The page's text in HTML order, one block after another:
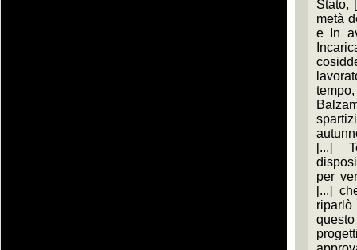
Stato,
metà
e In
[...]
per
[...]
riparlò